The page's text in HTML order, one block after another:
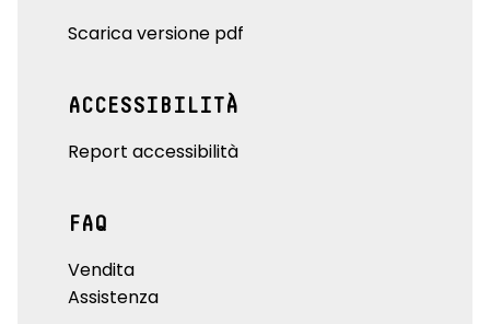
Scarica versione pdf
ACCESSIBILITÀ
Report accessibilità
FAQ
Vendita
Assistenza